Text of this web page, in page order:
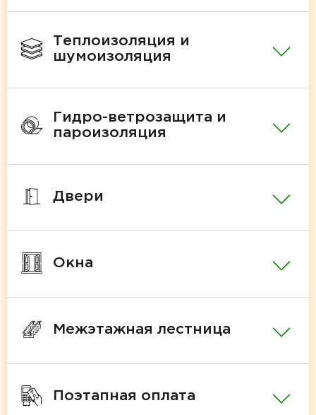
Теплоизоляция и
шумоизоляция
Гидро-ветрозащита и
пароизоляция
Двери
Окна
Межэтажная лестница
Поэтапная оплата